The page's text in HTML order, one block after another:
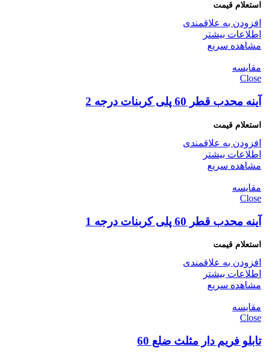
افزودن به علاقمندی
اطلاعات بیشتر
مشاهده سریع
مقایسه
Close
آینه محدب قطر 60 پلی کربنات درجه 2
افزودن به علاقمندی
اطلاعات بیشتر
مشاهده سریع
مقایسه
Close
آینه محدب قطر 60 پلی کربنات درجه 1
افزودن به علاقمندی
اطلاعات بیشتر
مشاهده سریع
مقایسه
Close
تابلو فریم دار مثلث ضلع 60